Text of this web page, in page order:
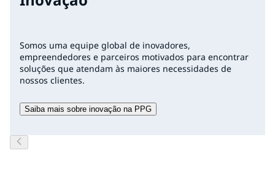
Somos uma equipe global de inovadores,
empreendedores e parceiros motivados para encontrar
soluções que atendam às maiores necessidades de
nossos clientes.
Saiba mais sobre inovação na PPG